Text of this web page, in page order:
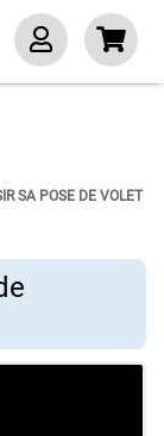
SA POSE DE VOLET